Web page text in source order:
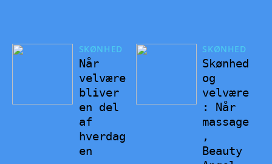
SKØNHED
Når
velvære
bliver
en del
af
hverdag
en
SKØNHED
Skønhed
og
velvære
: Når
massage
,
Beauty